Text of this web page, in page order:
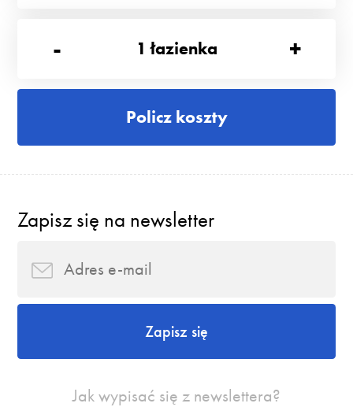
- 1 łazienka +
Policz koszty
Zapisz się na newsletter
Zapisz się
Jak wypisać się z newslettera?